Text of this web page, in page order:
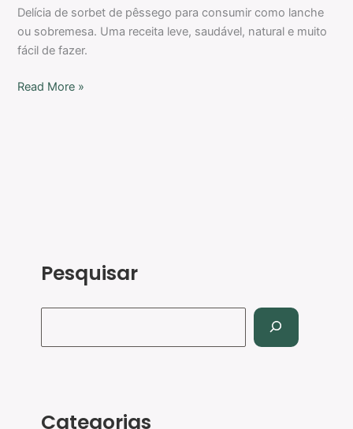
Delícia de sorbet de pêssego para consumir como lanche
ou sobremesa. Uma receita leve, saudável, natural e muito
fácil de fazer.
Read More »
Pesquisar
Categorias